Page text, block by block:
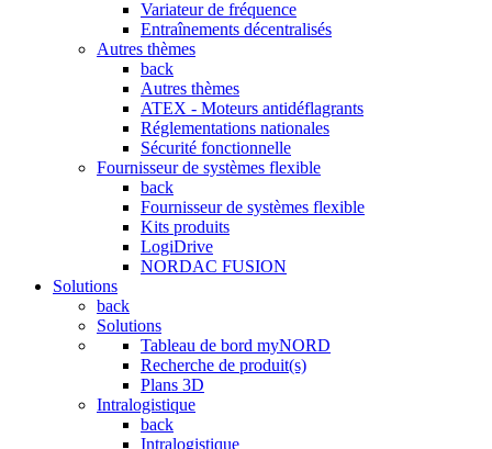
Variateur de fréquence
Entraînements décentralisés
Autres thèmes
back
Autres thèmes
ATEX - Moteurs antidéflagrants
Réglementations nationales
Sécurité fonctionnelle
Fournisseur de systèmes flexible
back
Fournisseur de systèmes flexible
Kits produits
LogiDrive
NORDAC FUSION
Solutions
back
Solutions
Tableau de bord myNORD
Recherche de produit(s)
Plans 3D
Intralogistique
back
Intralogistique